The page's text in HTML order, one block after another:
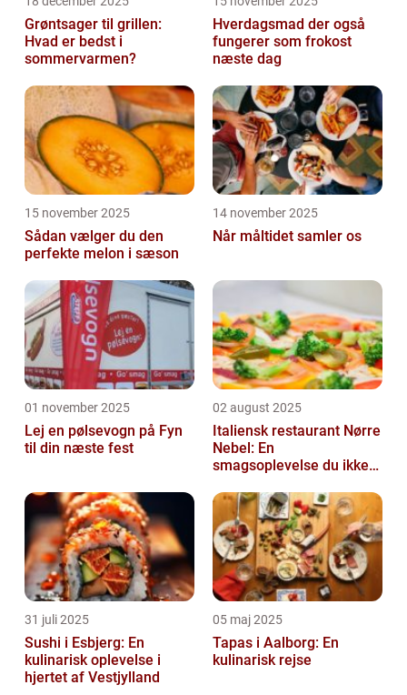
Grøntsager til grillen:
Hvad er bedst i
sommervarmen?
Hverdagsmad der også
fungerer som frokost
næste dag
15 november 2025
Sådan vælger du den
perfekte melon i sæson
14 november 2025
Når måltidet samler os
01 november 2025
Lej en pølsevogn på Fyn
til din næste fest
02 august 2025
Italiensk restaurant Nørre
Nebel: En
smagsoplevelse du ikke
31 juli 2025
Sushi i Esbjerg: En
kulinarisk oplevelse i
hjertet af Vestjylland
05 maj 2025
Tapas i Aalborg: En
kulinarisk rejse